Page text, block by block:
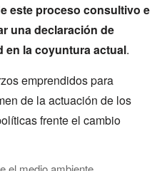
este proceso consultivo e
una declaración de
en la coyuntura actual.
emprendidos para
de la actuación de los
frente el cambio